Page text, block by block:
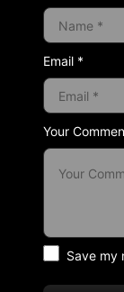
Your
Email *
Save my